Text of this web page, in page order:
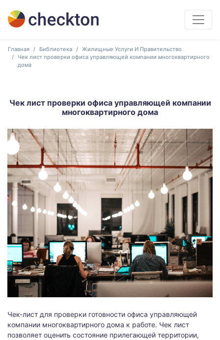
Главная Библиотека
Жилищные Услуги И Правительство
Чек лист проверки офиса управляющей компании многоквартирного
дома
Чек лист проверки офиса управляющей компании
многоквартирного дома
Чек-лист для проверки готовности офиса управляющей
компании многоквартирного дома к работе. Чек лист
позволяет оценить состояние прилегающей территории,